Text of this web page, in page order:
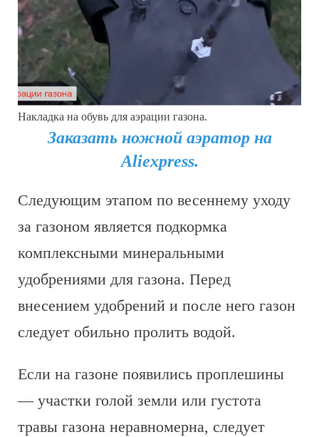
Накладка на обувь для аэрации газона.
Заказать ножной аэратор на
Aliexpress.
Следующим этапом по весеннему уходу
за газоном является подкормка
комплексными минеральными
удобрениями для газона. Перед
внесением удобрений и после него газон
следует обильно пролить водой.
Если на газоне появились проплешины
— участки голой земли или густота
травы газона неравномерна, следует